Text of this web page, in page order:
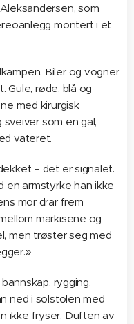
som
montert i et
Biler og vogner
Gule, røde, blå og
med kirurgisk
sveiver som en gal,
vateret.
– det er signalet.
en armstyrke han ikke
mor drar frem
markisene og
men trøster seg med
rygging,
ned i solstolen med
ikke fryser. Duften av